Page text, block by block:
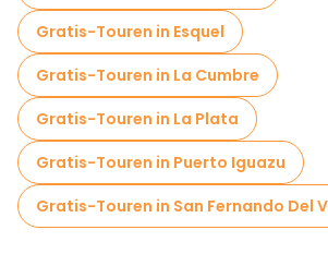
Gratis-Touren in Esquel
Gratis-Touren in La Cumbre
Gratis-Touren in La Plata
Gratis-Touren in Puerto Iguazu